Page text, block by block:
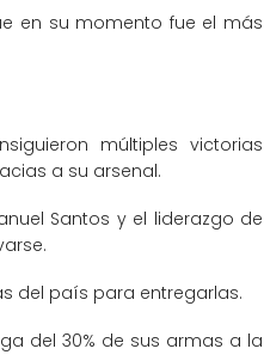
en su momento fue el más
múltiples victorias
a su arsenal.
Santos y el liderazgo de
del país para entregarlas.
del 30% de sus armas a la